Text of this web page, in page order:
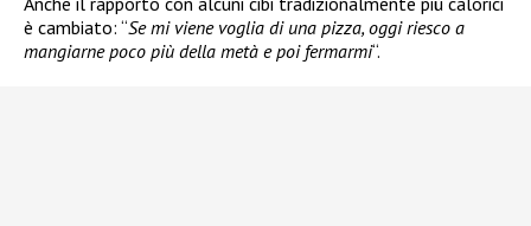
è cambiato: “Se mi viene voglia di una pizza, oggi riesco a
mangiarne poco più della metà e poi fermarmi“.